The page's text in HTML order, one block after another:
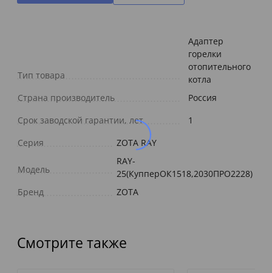
Тип товара
Адаптер
горелки
отопительного
котла
Страна производитель
Россия
Срок заводской гарантии, лет
1
Серия
ZOTA RAY
Модель
RAY-
25(КупперОК1518,2030ПРО2228)
Бренд
ZOTA
Смотрите также